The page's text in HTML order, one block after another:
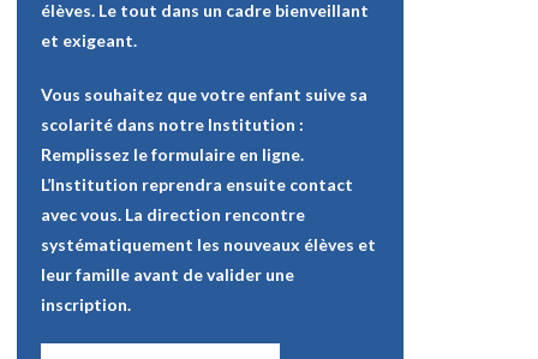
élèves. Le tout dans un cadre bienveillant
et exigeant.
Vous souhaitez que votre enfant suive sa
scolarité dans notre Institution :
Remplissez le formulaire en ligne.
L’Institution reprendra ensuite contact
avec vous. La direction rencontre
systématiquement les nouveaux élèves et
leur famille avant de valider une
inscription.